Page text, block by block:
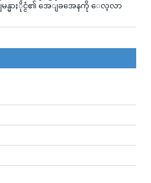
မန္မာႏိုင္ငံ၏ အေျခအေနကို ေလ့လာ